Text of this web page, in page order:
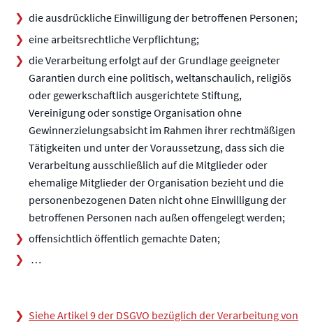
die ausdrückliche Einwilligung der betroffenen Personen;
eine arbeitsrechtliche Verpflichtung;
die Verarbeitung erfolgt auf der Grundlage geeigneter
Garantien durch eine politisch, weltanschaulich, religiös
oder gewerkschaftlich ausgerichtete Stiftung,
Vereinigung oder sonstige Organisation ohne
Gewinnerzielungsabsicht im Rahmen ihrer rechtmäßigen
Tätigkeiten und unter der Voraussetzung, dass sich die
Verarbeitung ausschließlich auf die Mitglieder oder
ehemalige Mitglieder der Organisation bezieht und die
personenbezogenen Daten nicht ohne Einwilligung der
betroffenen Personen nach außen offengelegt werden;
offensichtlich öffentlich gemachte Daten;
…
Siehe Artikel 9 der DSGVO bezüglich der Verarbeitung von